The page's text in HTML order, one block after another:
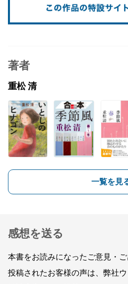
著者
重松 清
一覧を見
感想を送る
本書をお読みになったご意見・ご
投稿されたお客様の声は、弊社